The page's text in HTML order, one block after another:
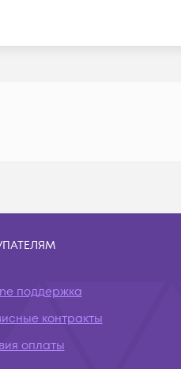
поддержка
контракты
оплаты